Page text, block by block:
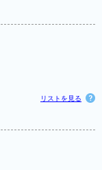
リストを見る